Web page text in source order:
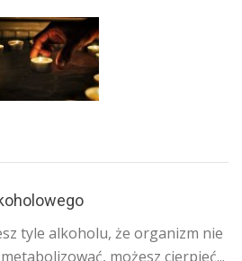
tyle alkoholu, że organizm nie
możesz cierpieć...